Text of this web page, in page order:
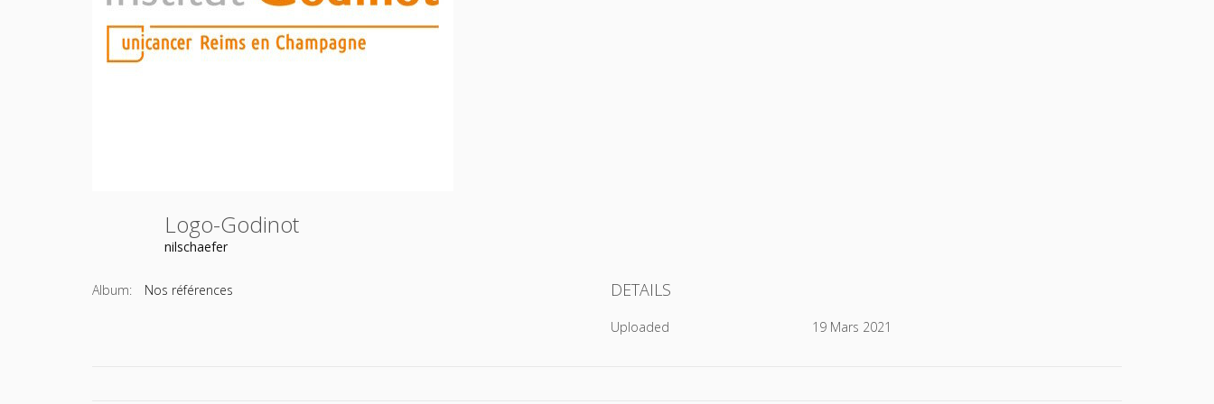
Logo-Godinot
nilschaefer
Album: Nos références DETAILS
Uploaded 19 Mars 2021